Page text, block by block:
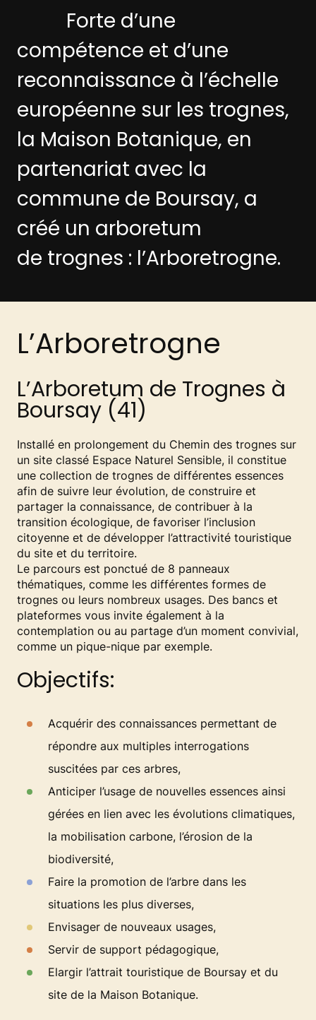
Forte d’une
compétence et d’une
reconnaissance à l’échelle
européenne sur les trognes,
la Maison Botanique, en
partenariat avec la
commune de Boursay, a
créé un arboretum
de trognes : l’Arboretrogne.
L’Arboretrogne
L’Arboretum de Trognes à
Boursay (41)
Installé en prolongement du Chemin des trognes sur
un site classé Espace Naturel Sensible, il constitue
une collection de trognes de différentes essences
afin de suivre leur évolution, de construire et
partager la connaissance, de contribuer à la
transition écologique, de favoriser l’inclusion
citoyenne et de développer l’attractivité touristique
du site et du territoire.
Le parcours est ponctué de 8 panneaux
thématiques, comme les différentes formes de
trognes ou leurs nombreux usages. Des bancs et
plateformes vous invite également à la
contemplation ou au partage d’un moment convivial,
comme un pique-nique par exemple.
Objectifs:
Acquérir des connaissances permettant de
répondre aux multiples interrogations
suscitées par ces arbres,
Anticiper l’usage de nouvelles essences ainsi
gérées en lien avec les évolutions climatiques,
la mobilisation carbone, l’érosion de la
biodiversité,
Faire la promotion de l’arbre dans les
situations les plus diverses,
Envisager de nouveaux usages,
Servir de support pédagogique,
Elargir l’attrait touristique de Boursay et du
site de la Maison Botanique.